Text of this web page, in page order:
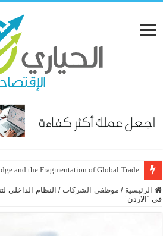
and the Fragmentation of Global Trade
الرئيسية / موظفي الشركات / النظام الداخلي
في “الاردن”